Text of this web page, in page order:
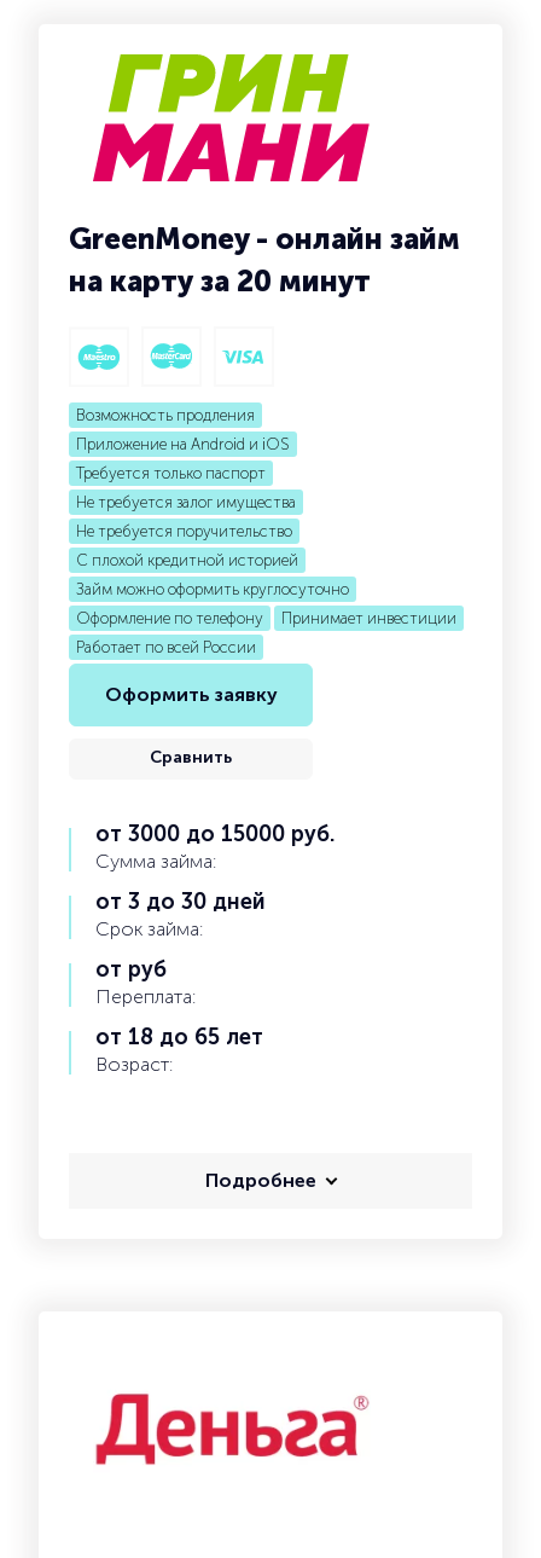
GreenMoney - онлайн займ
на карту за 20 минут
Возможность продления
Приложение на Android и iOS
Требуется только паспорт
Не требуется залог имущества
Не требуется поручительство
С плохой кредитной историей
Займ можно оформить круглосуточно
Оформление по телефону
Принимает инвестиции
Работает по всей России
Оформить заявку
Сравнить
от 3000 до 15000 руб.
Сумма займа:
от 3 до 30 дней
Срок займа:
от руб
Переплата:
от 18 до 65 лет
Возраст:
Подробнее